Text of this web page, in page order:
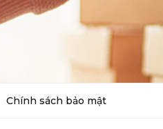
Chính sách bảo mật